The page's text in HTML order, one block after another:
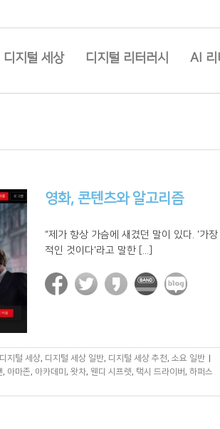
디지털 세상 디지털 리터러시 AI 리
영화, 콘텐츠와 알고리즘
“제가 항상 가슴에 새겼던 말이 있다. '가
적인 것이다'라고 말한 [...]
디지털 세상, 디지털 세상 일반, 디지털 세상 추천, 소요 일반 |
, 아마존, 아카데미 , 왓차, 웬디 시프렛, 택시 드라이버 , 하퍼스